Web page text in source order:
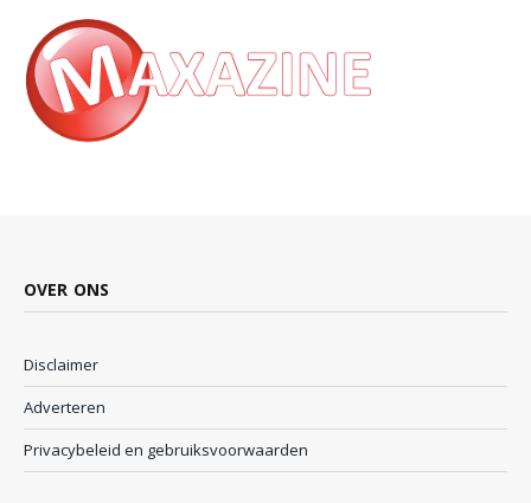
OVER ONS
Disclaimer
Adverteren
Privacybeleid en gebruiksvoorwaarden